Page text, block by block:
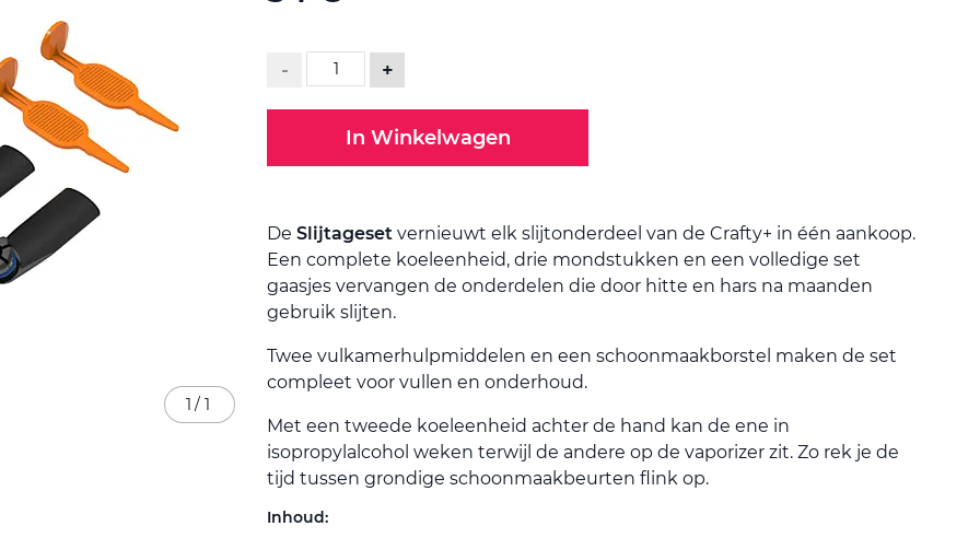
- +
In Winkelwagen
De Slijtageset vernieuwt elk slijtonderdeel van de Crafty+ in één aankoop.
Een complete koeleenheid, drie mondstukken en een volledige set
gaasjes vervangen de onderdelen die door hitte en hars na maanden
gebruik slijten.
Twee vulkamerhulpmiddelen en een schoonmaakborstel maken de set
compleet voor vullen en onderhoud.
Met een tweede koeleenheid achter de hand kan de ene in
isopropylalcohol weken terwijl de andere op de vaporizer zit. Zo rek je de
tijd tussen grondige schoonmaakbeurten flink op.
Inhoud:
1 / 1